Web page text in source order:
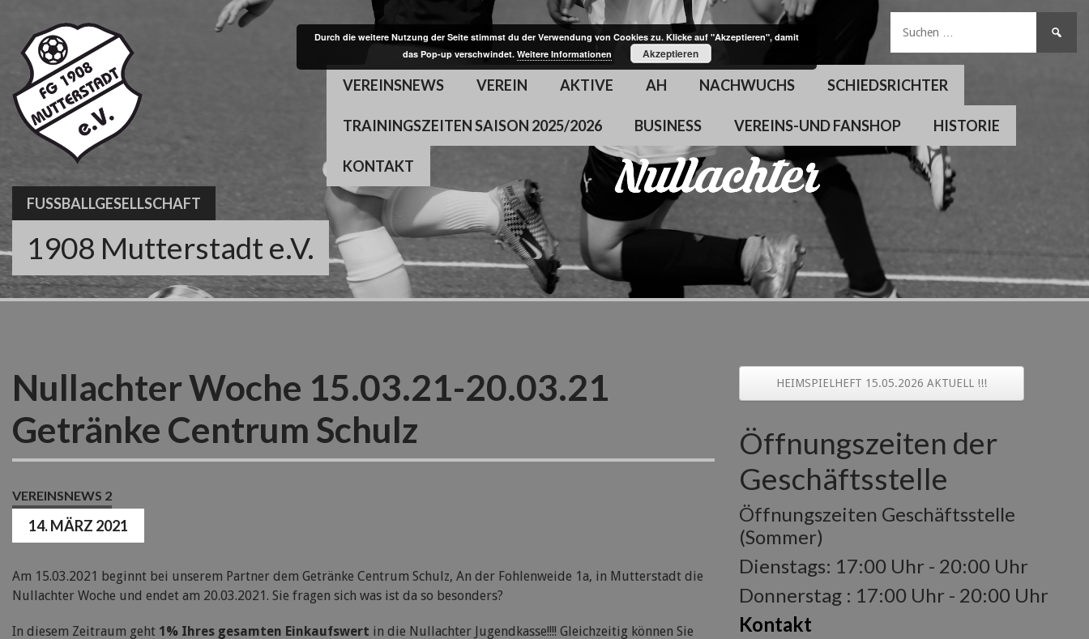
content
VEREINSNEWS VEREIN AKTIVE AH NACHWUCHS SCHIEDSRICHTER
TRAININGSZEITEN SAISON 2025/2026 BUSINESS VEREINS-UND FANSHOP HISTORIE
KONTAKT
nach:
FUSSBALLGESELLSCHAFT
1908 Mutterstadt e.V.
Nullachter Woche 15.03.21-20.03.21
Getränke Centrum Schulz
VEREINSNEWS 2
14. MÄRZ 2021
Am 15.03.2021 beginnt bei unserem Partner dem Getränke Centrum Schulz, An der Fohlenweide 1a, in Mutterstadt die
Nullachter Woche und endet am 20.03.2021. Sie fragen sich was ist da so besonders?
In diesem Zeitraum geht 1% Ihres gesamten Einkaufswert in die Nullachter Jugendkasse!!!! Gleichzeitig können Sie
HEIMSPIELHEFT 15.05.2026 AKTUELL !!!
Öffnungszeiten der
Geschäftsstelle
Öffnungszeiten Geschäftsstelle
(Sommer)
Dienstags: 17:00 Uhr - 20:00 Uhr
Donnerstag : 17:00 Uhr - 20:00 Uhr
Kontakt
Durch die weitere Nutzung der Seite stimmst du der Verwendung von Cookies zu. Klicke auf "Akzeptieren", damit
das Pop-up verschwindet. Weitere Informationen Akzeptieren